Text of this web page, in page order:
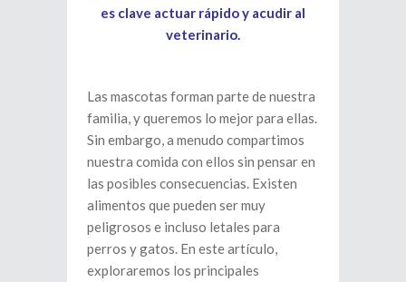
es clave actuar rápido y acudir al
veterinario.
Las mascotas forman parte de nuestra
familia, y queremos lo mejor para ellas.
Sin embargo, a menudo compartimos
nuestra comida con ellos sin pensar en
las posibles consecuencias. Existen
alimentos que pueden ser muy
peligrosos e incluso letales para
perros y gatos. En este artículo,
exploraremos los principales